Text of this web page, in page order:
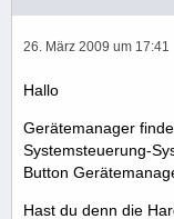
26. März 2009 um 17:41
Hallo
Gerätemanager
Systemsteuerung-
Button
Hast du denn die